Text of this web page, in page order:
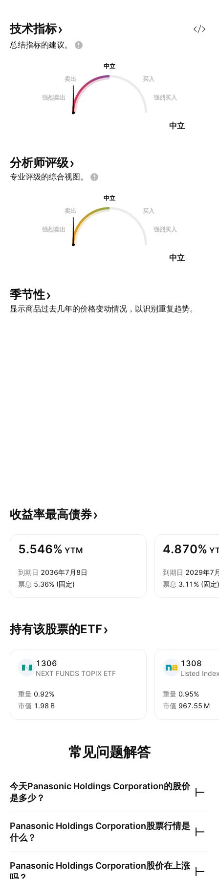
技术指标
总结指标的建议。
中立
卖出
买入
强烈卖出 强烈买入
中立
分析师评级
专业评级的综合视图。
中立
卖出
买入
强烈卖出 强烈买入
中立
季节性
显示商品过去几年的价格变动情况，以识别重复趋势。
收益率最高债券
5.546% YTM
到期日 2036年7月8日
票息 5.36% (固定)
4.870%
到期日 2029年7
票息 3.11% (固定)
持有该股票的ETF
1306
NEXT FUNDS TOPIX ETF
重量 0.92%
市值 ‪1.98 B‬
1308
Listed
重量 0.95%
市值 ‪967.55 M‬
常见问题解答
今天Panasonic Holdings Corporation的股价
是多少？
Panasonic Holdings Corporation股票行情是
什么？
Panasonic Holdings Corporation股价在上涨